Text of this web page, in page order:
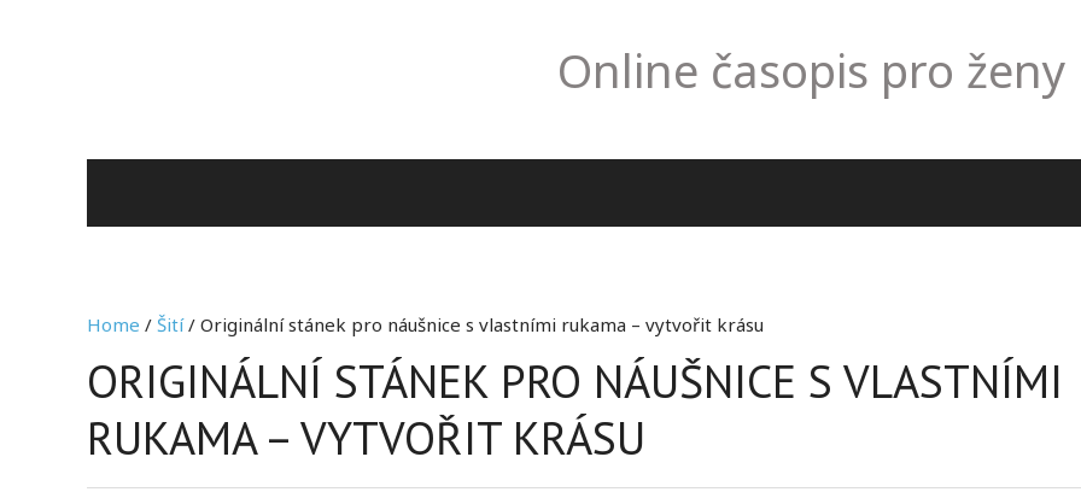
Online časopis pro ženy
Home / Šití/ Originální stánek pro náušnice s vlastními rukama – vytvořit krásu
ORIGINÁLNÍ STÁNEK PRO NÁUŠNICE S VLASTNÍMI
RUKAMA – VYTVOŘIT KRÁSU